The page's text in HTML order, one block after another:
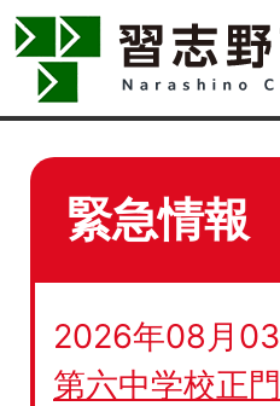
緊急情報
2026年08月
第六中学校正